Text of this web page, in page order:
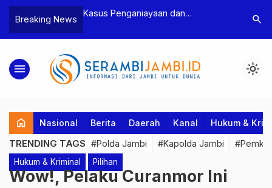
Breaking News
Bea Cukai
Pelaku beserta
dan 146 Gram
Kasus Penganiayaan dan
Tebo Tetapkan Dua Tersangka
Polres
Dua
search
menu light_mode
home Nasional Berita Daerah Kanal Hukum &
TRENDING TAGS #Polda Jambi #Kapolda Jambi
Hukum & Kriminal Pilihan
Wow!, Pelaku Curanmor Ini